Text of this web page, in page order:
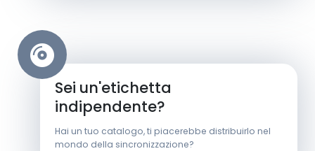
Sei un'etichetta
indipendente?
Hai un tuo catalogo, ti piacerebbe distribuirlo nel
mondo della sincronizzazione?